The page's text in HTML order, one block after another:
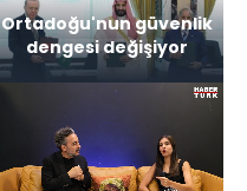
Ortadoğu'nun güvenlik
dengesi değişiyor
Yüklendi:
3.92%